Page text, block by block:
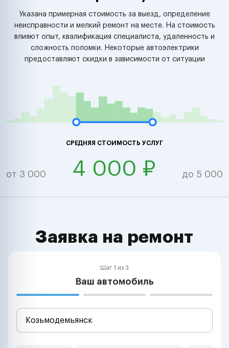
Указана примерная стоимость за выезд, определение
неисправности и мелкий ремонт на месте. На стоимость
влияют опыт, квалификация специалиста, удаленность и
сложность поломки. Некоторые автоэлектрики
предоставляют скидки в зависимости от ситуации
СРЕДНЯЯ СТОИМОСТЬ УСЛУГ
от 3 000 4 000 ₽ до 5 000
Заявка на ремонт
Шаг 1 из 3
Ваш автомобиль